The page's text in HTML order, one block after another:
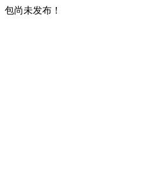
包尚未发布！